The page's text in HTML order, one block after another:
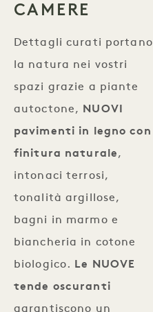
CAMERE
Dettagli curati portano
la natura nei vostri
spazi grazie a piante
autoctone,
NUOVI
pavimenti in legno con
finitura naturale,
intonaci terrosi,
tonalità argillose,
bagni in marmo e
biancheria in cotone
biologico.
Le NUOVE
tende oscuranti
garantiscono un